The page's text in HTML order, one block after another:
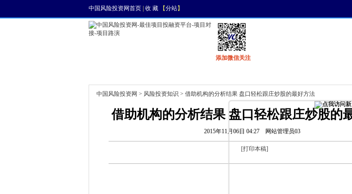
中国风险投资网首页 收 藏 【分站】
添加微信关注
中国风险投资网 > 风险投资知识 > 借助机构的分析结果 盘口轻松跟庄炒股的最好方法
借助机构的分析结果 盘口轻松跟庄炒股的
2015年11月06日 04:27 网站管理员03
[打印本稿]